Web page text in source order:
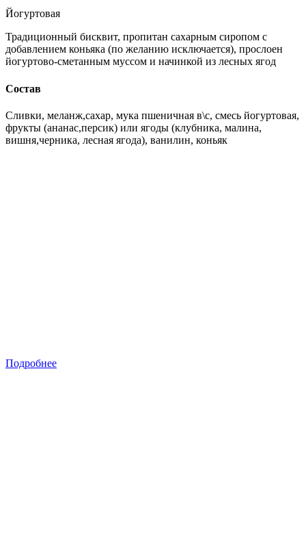
Йогуртовая
Традиционный бисквит, пропитан сахарным сиропом с
добавлением коньяка (по желанию исключается), прослоен
йогуртово-сметанным муссом и начинкой из лесных ягод
Состав
Сливки, меланж,сахар, мука пшеничная в\с, смесь йогуртовая,
фрукты (ананас,персик) или ягоды (клубника, малина,
вишня,черника, лесная ягода), ванилин, коньяк
Подробнее